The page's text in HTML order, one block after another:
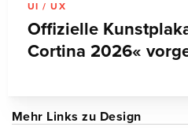
UI / UX
Offizielle
Cortina 2026«
Mehr Links zu Design